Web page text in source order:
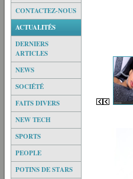
CONTACTEZ-NOUS
ACTUALITÉS
DERNIERS
ARTICLES
NEWS
SOCIÉTÉ
FAITS DIVERS
NEW TECH
SPORTS
PEOPLE
POTINS DE STARS